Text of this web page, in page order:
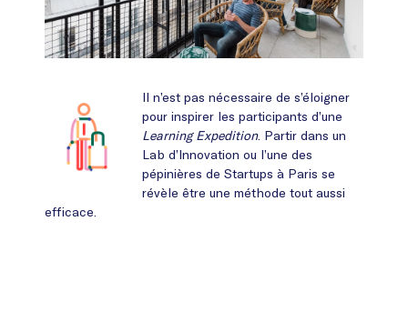
Il n’est pas nécessaire de s’éloigner
pour inspirer les participants d’une
Learning Expedition. Partir dans un
Lab d’Innovation ou l’une des
pépinières de Startups à Paris se
révèle être une méthode tout aussi
efficace.